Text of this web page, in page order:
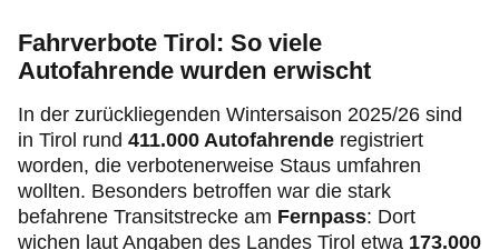
Fahrverbote Tirol: So viele
Autofahrende wurden erwischt
In der zurückliegenden Wintersaison 2025/26 sind
in Tirol rund 411.000 Autofahrende registriert
worden, die verbotenerweise Staus umfahren
wollten. Besonders betroffen war die stark
befahrene Transitstrecke am Fernpass: Dort
wichen laut Angaben des Landes Tirol etwa 173.000